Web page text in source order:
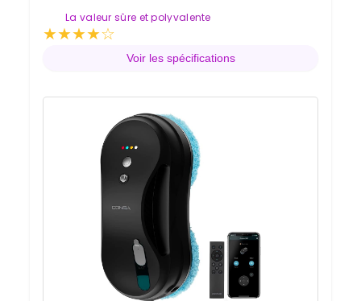
La valeur sûre et polyvalente
★★★★☆
Note de 4.0 sur 5
Voir les spécifications